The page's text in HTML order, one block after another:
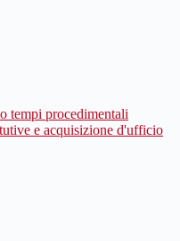
tempi procedimentali
e acquisizione d'ufficio